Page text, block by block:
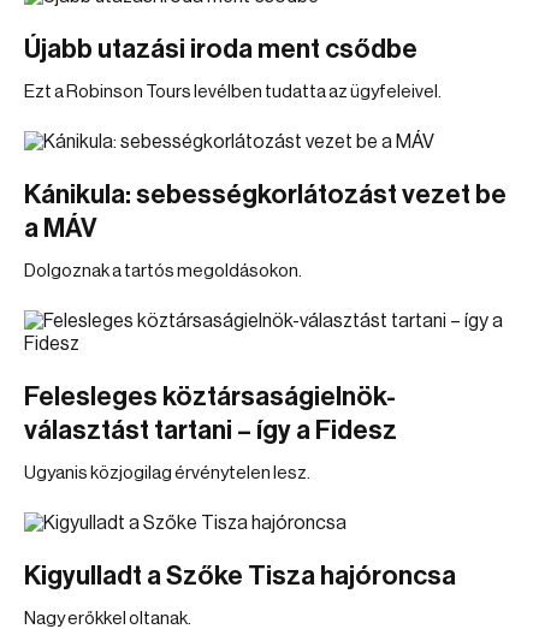
Újabb utazási iroda ment csődbe
Ezt a Robinson Tours levélben tudatta az ügyfeleivel.
Kánikula: sebességkorlátozást vezet be
a MÁV
Dolgoznak a tartós megoldásokon.
Felesleges köztársaságielnök-
választást tartani – így a Fidesz
Ugyanis közjogilag érvénytelen lesz.
Kigyulladt a Szőke Tisza hajóroncsa
Nagy erőkkel oltanak.